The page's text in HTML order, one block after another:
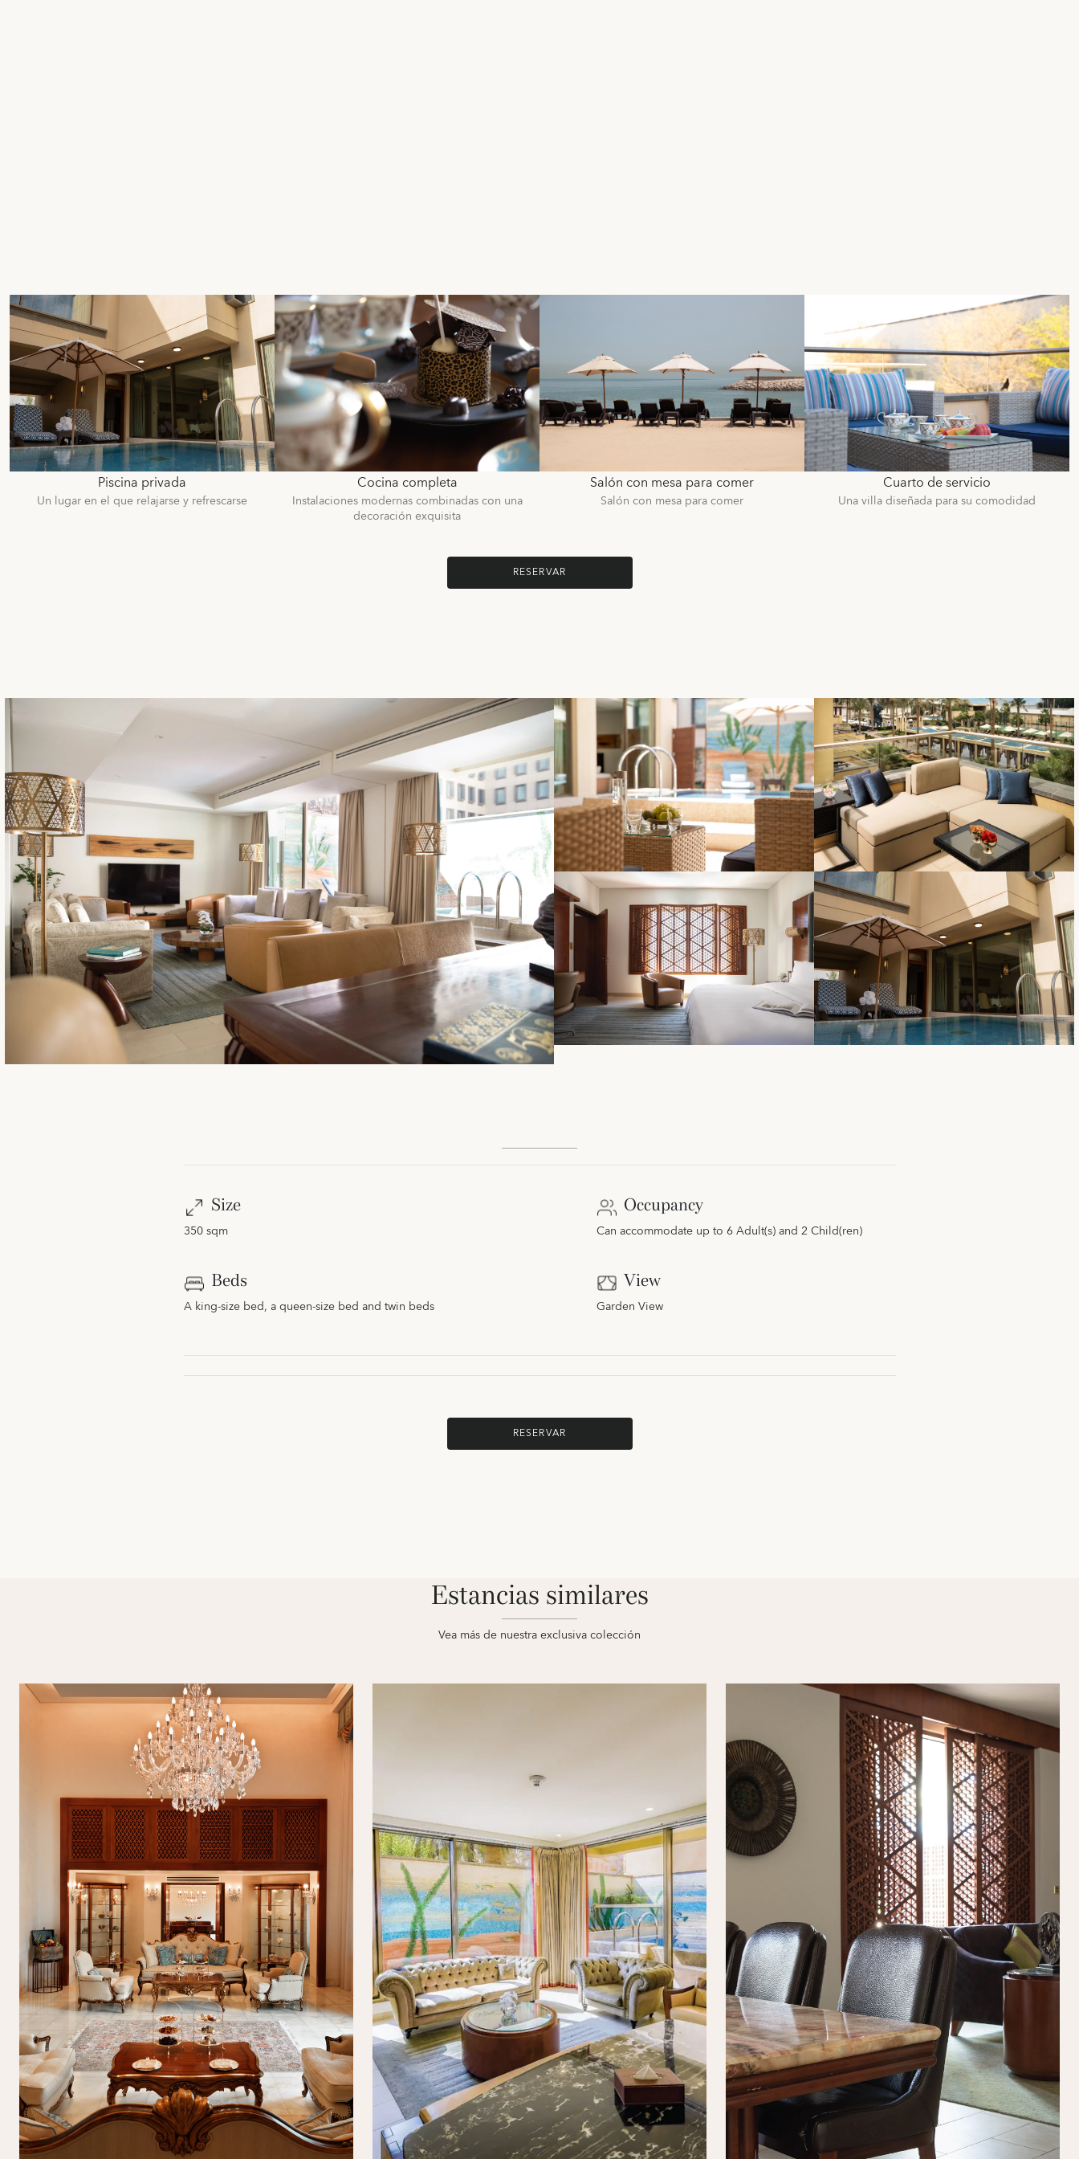
Piscina privada
Un lugar en el que relajarse y refrescarse
Cocina completa
Instalaciones modernas combinadas con una
decoración exquisita
Salón con mesa para comer
Salón con mesa para comer
Cuarto de servicio
Una villa diseñada para su comodidad
RESERVAR
Size
350 sqm
Beds
A king-size bed, a queen-size bed and twin beds
Occupancy
Can accommodate up to 6 Adult(s) and 2 Child(ren)
View
Garden View
RESERVAR
Estancias similares
Vea más de nuestra exclusiva colección